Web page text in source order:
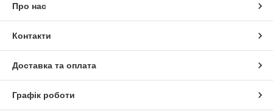
Про нас
Контакти
Доставка та оплата
Графік роботи